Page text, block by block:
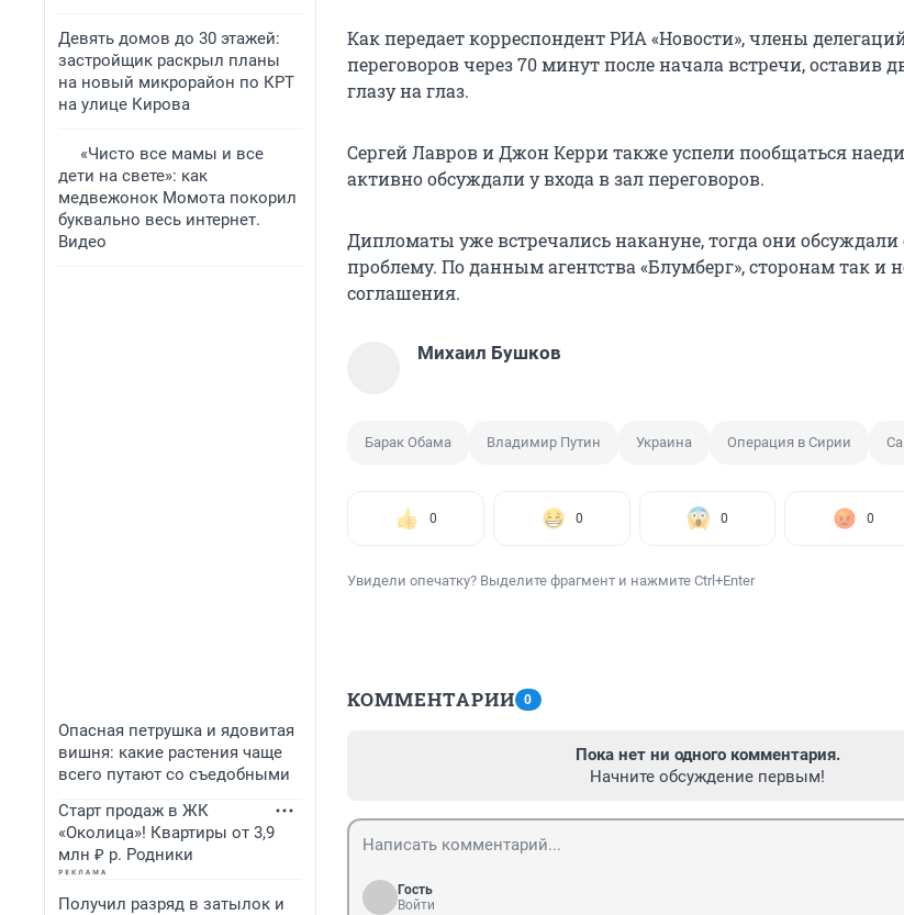
Девять домов до 30 этажей:
застройщик раскрыл планы
на новый микрорайон по КРТ
на улице Кирова
«Чисто все мамы и все
дети на свете»: как
медвежонок Момота покорил
буквально весь интернет.
Видео
Опасная петрушка и ядовитая
вишня: какие растения чаще
всего путают со съедобными
Старт продаж в ЖК
«Околица»! Квартиры от 3,9
млн ₽ р. Родники
Получил разряд в затылок и
Как передает корреспондент РИА «Новости», члены
переговоров через 70 минут после начала встречи, оставив
глазу на глаз.
Сергей Лавров и Джон Керри также успели пообщаться
активно обсуждали у входа в зал переговоров.
Дипломаты уже встречались накануне, тогда они
проблему. По данным агентства «Блумберг», сторонам так и
соглашения.
Михаил Бушков
Барак Обама Владимир Путин Украина Операция в Сирии
0 0 0 0
Увидели опечатку? Выделите фрагмент и нажмите Ctrl+Enter
КОММЕНТАРИИ 0
Пока нет ни одного комментария.
Начните обсуждение первым!
Гость
Войти